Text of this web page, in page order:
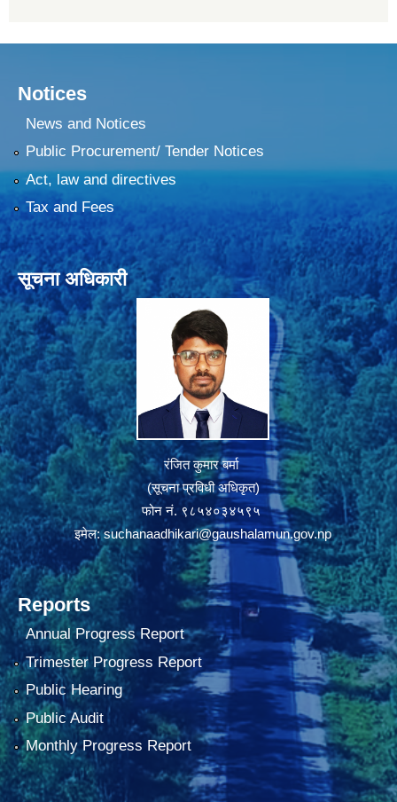
Notices
News and Notices
Public Procurement/ Tender Notices
Act, law and directives
Tax and Fees
सूचना अधिकारी
रंजित कुमार बर्मा
(सूचना प्रविधी अधिकृत)
फोन नं. ९८५४०३४५९५
इमेल:suchanaadhikari@gaushalamun.gov.np
Reports
Annual Progress Report
Trimester Progress Report
Public Hearing
Public Audit
Monthly Progress Report